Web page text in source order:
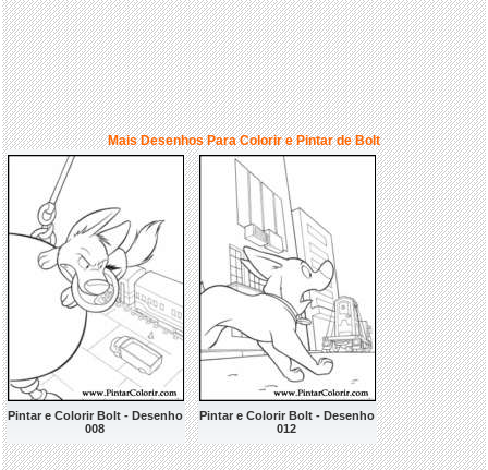
Mais Desenhos Para Colorir e Pintar de Bolt
Pintar e Colorir Bolt - Desenho
008
Pintar e Colorir Bolt - Desenho
012